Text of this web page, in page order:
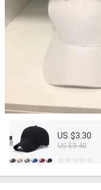
US $3.30
US $3.40